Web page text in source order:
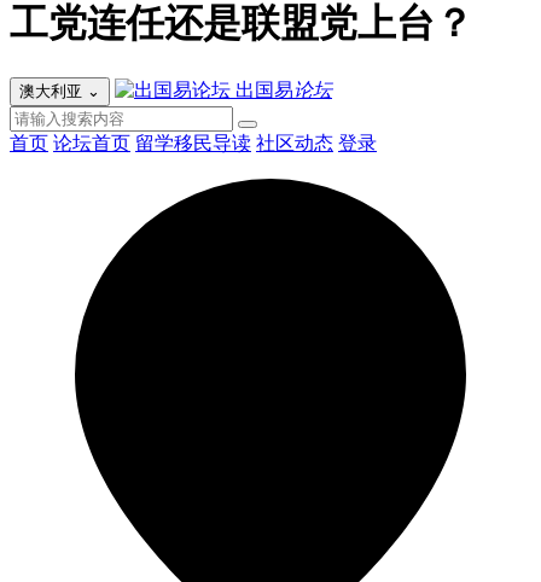
工党连任还是联盟党上台？
澳大利亚 ⌄ 出国易论坛
首页 论坛首页 留学移民导读 社区动态 登录